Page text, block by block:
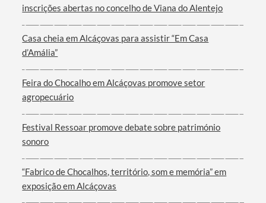
Categorias gerais
Filtros
inscrições abertas no concelho de Viana do Alentejo
Casa cheia em Alcáçovas para assistir “Em Casa
d’Amália”
Feira do Chocalho em Alcáçovas promove setor
agropecuário
Festival Ressoar promove debate sobre património
sonoro
“Fabrico de Chocalhos, território, som e memória” em
exposição em Alcáçovas